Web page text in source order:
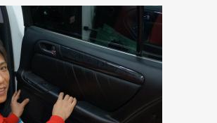
月 (2)
(2)
(7)
(1)